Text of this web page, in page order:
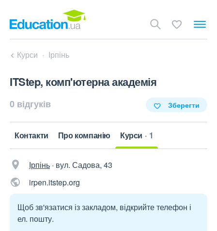
Курси Ірпінь
ITStep, комп'ютерна академія
0 відгуків Зберегти
Контакти Про компанію Курси 1
Ірпінь · вул. Садова, 43
irpen.itstep.org
Щоб зв'язатися із закладом, відкрийте телефон і
ел. пошту.